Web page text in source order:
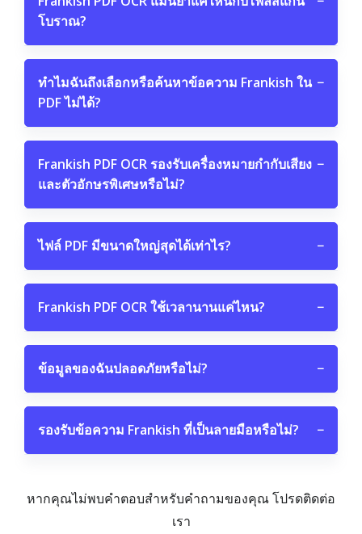
โบราณ?
ทำไมฉันถึงเลือกหรือค้นหาข้อความ Frankish ใน
PDF ไม่ได้?
−
Frankish PDF OCR รองรับเครื่องหมายกำกับเสียง
และตัวอักษรพิเศษหรือไม่?
−
ไฟล์ PDF มีขนาดใหญ่สุดได้เท่าไร? −
Frankish PDF OCR ใช้เวลานานแค่ไหน? −
ข้อมูลของฉันปลอดภัยหรือไม่? −
รองรับข้อความ Frankish ที่เป็นลายมือหรือไม่? −
หากคุณไม่พบคำตอบสำหรับคำถามของคุณ โปรดติดต่อ
เรา